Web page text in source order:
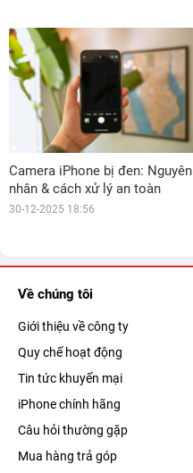
Camera iPhone bị đen: Nguyên
nhân & cách xử lý an toàn
30-12-2025 18:56
Về chúng tôi
Giới thiệu về công ty
Quy chế hoạt động
Tin tức khuyến mại
iPhone chính hãng
Câu hỏi thường gặp
Mua hàng trả góp